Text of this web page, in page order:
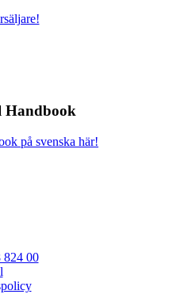
Handbook
på svenska här!
824 00